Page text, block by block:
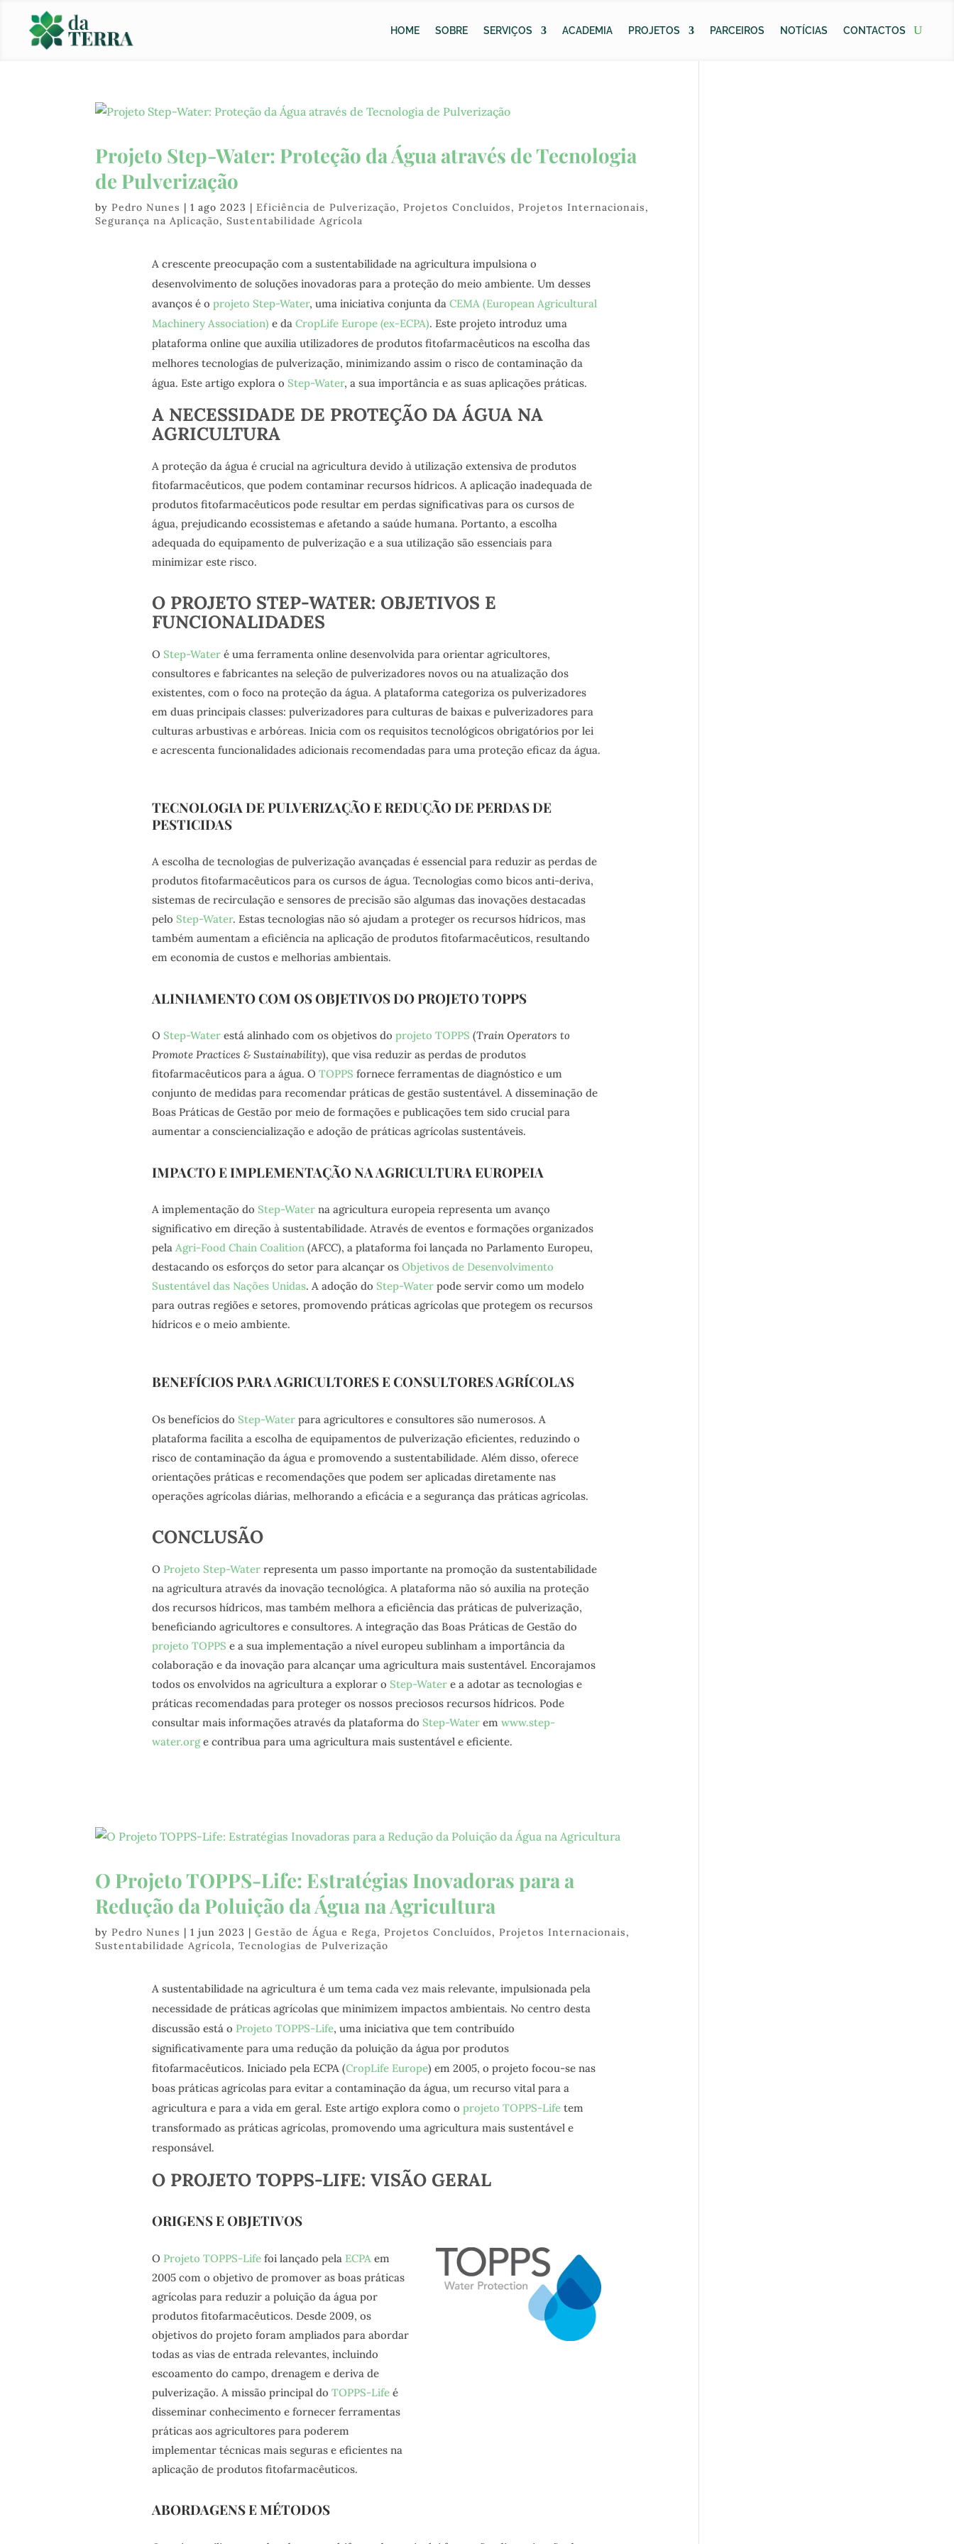
HOME SOBRE SERVIÇOS ACADEMIA PROJETOS PARCEIROS NOTÍCIAS CONTACTOS
Projeto Step-Water: Proteção da Água através de Tecnologia
de Pulverização
byPedro Nunes |1 ago 2023 |Eficiência de Pulverização,Projetos Concluídos,Projetos Internacionais,
Segurança na Aplicação,Sustentabilidade Agrícola
A crescente preocupação com a sustentabilidade na agricultura impulsiona o
desenvolvimento de soluções inovadoras para a proteção do meio ambiente. Um desses
avanços é o projeto Step-Water, uma iniciativa conjunta da CEMA (European Agricultural
Machinery Association) e da CropLife Europe (ex-ECPA). Este projeto introduz uma
plataforma online que auxilia utilizadores de produtos fitofarmacêuticos na escolha das
melhores tecnologias de pulverização, minimizando assim o risco de contaminação da
água. Este artigo explora o Step-Water, a sua importância e as suas aplicações práticas.
A NECESSIDADE DE PROTEÇÃO DA ÁGUA NA
AGRICULTURA
A proteção da água é crucial na agricultura devido à utilização extensiva de produtos
fitofarmacêuticos, que podem contaminar recursos hídricos. A aplicação inadequada de
produtos fitofarmacêuticos pode resultar em perdas significativas para os cursos de
água, prejudicando ecossistemas e afetando a saúde humana. Portanto, a escolha
adequada do equipamento de pulverização e a sua utilização são essenciais para
minimizar este risco.
O PROJETO STEP-WATER: OBJETIVOS E
FUNCIONALIDADES
O Step-Wateré uma ferramenta online desenvolvida para orientar agricultores,
consultores e fabricantes na seleção de pulverizadores novos ou na atualização dos
existentes, com o foco na proteção da água. A plataforma categoriza os pulverizadores
em duas principais classes: pulverizadores para culturas de baixas e pulverizadores para
culturas arbustivas e arbóreas. Inicia com os requisitos tecnológicos obrigatórios por lei
e acrescenta funcionalidades adicionais recomendadas para uma proteção eficaz da água.
TECNOLOGIA DE PULVERIZAÇÃO E REDUÇÃO DE PERDAS DE
PESTICIDAS
A escolha de tecnologias de pulverização avançadas é essencial para reduzir as perdas de
produtos fitofarmacêuticos para os cursos de água. Tecnologias como bicos anti-deriva,
sistemas de recirculação e sensores de precisão são algumas das inovações destacadas
pelo Step-Water. Estas tecnologias não só ajudam a proteger os recursos hídricos, mas
também aumentam a eficiência na aplicação de produtos fitofarmacêuticos, resultando
em economia de custos e melhorias ambientais.
ALINHAMENTO COM OS OBJETIVOS DO PROJETO TOPPS
O Step-Waterestá alinhado com os objetivos do projeto TOPPS (Train Operators to
Promote Practices & Sustainability), que visa reduzir as perdas de produtos
fitofarmacêuticos para a água. O TOPPS fornece ferramentas de diagnóstico e um
conjunto de medidas para recomendar práticas de gestão sustentável. A disseminação de
Boas Práticas de Gestão por meio de formações e publicações tem sido crucial para
aumentar a consciencialização e adoção de práticas agrícolas sustentáveis.
IMPACTO E IMPLEMENTAÇÃO NA AGRICULTURA EUROPEIA
A implementação do Step-Waterna agricultura europeia representa um avanço
significativo em direção à sustentabilidade. Através de eventos e formações organizados
pela Agri-Food Chain Coalition(AFCC), a plataforma foi lançada no Parlamento Europeu,
destacando os esforços do setor para alcançar os Objetivos de Desenvolvimento
Sustentável das Nações Unidas. A adoção do Step-Waterpode servir como um modelo
para outras regiões e setores, promovendo práticas agrícolas que protegem os recursos
hídricos e o meio ambiente.
BENEFÍCIOS PARA AGRICULTORES E CONSULTORES AGRÍCOLAS
Os benefícios do Step-Waterpara agricultores e consultores são numerosos. A
plataforma facilita a escolha de equipamentos de pulverização eficientes, reduzindo o
risco de contaminação da água e promovendo a sustentabilidade. Além disso, oferece
orientações práticas e recomendações que podem ser aplicadas diretamente nas
operações agrícolas diárias, melhorando a eficácia e a segurança das práticas agrícolas.
CONCLUSÃO
O Projeto Step-Waterrepresenta um passo importante na promoção da sustentabilidade
na agricultura através da inovação tecnológica. A plataforma não só auxilia na proteção
dos recursos hídricos, mas também melhora a eficiência das práticas de pulverização,
beneficiando agricultores e consultores. A integração das Boas Práticas de Gestão do
projeto TOPPS e a sua implementação a nível europeu sublinham a importância da
colaboração e da inovação para alcançar uma agricultura mais sustentável. Encorajamos
todos os envolvidos na agricultura a explorar o Step-Watere a adotar as tecnologias e
práticas recomendadas para proteger os nossos preciosos recursos hídricos. Pode
consultar mais informações através da plataforma do Step-Waterem www.step-
water.orge contribua para uma agricultura mais sustentável e eficiente.
O Projeto TOPPS-Life: Estratégias Inovadoras para a
Redução da Poluição da Água na Agricultura
byPedro Nunes |1 jun 2023 |Gestão de Água e Rega,Projetos Concluídos,Projetos Internacionais,
Sustentabilidade Agrícola,Tecnologias de Pulverização
A sustentabilidade na agricultura é um tema cada vez mais relevante, impulsionada pela
necessidade de práticas agrícolas que minimizem impactos ambientais. No centro desta
discussão está o Projeto TOPPS-Life, uma iniciativa que tem contribuído
significativamente para uma redução da poluição da água por produtos
fitofarmacêuticos. Iniciado pela ECPA (CropLife Europe) em 2005, o projeto focou-se nas
boas práticas agrícolas para evitar a contaminação da água, um recurso vital para a
agricultura e para a vida em geral. Este artigo explora como o projeto TOPPS-Lifetem
transformado as práticas agrícolas, promovendo uma agricultura mais sustentável e
responsável.
O PROJETO TOPPS-LIFE: VISÃO GERAL
ORIGENS E OBJETIVOS
O Projeto TOPPS-Lifefoi lançado pela ECPA em
2005 com o objetivo de promover as boas práticas
agrícolas para reduzir a poluição da água por
produtos fitofarmacêuticos. Desde 2009, os
objetivos do projeto foram ampliados para abordar
todas as vias de entrada relevantes, incluindo
escoamento do campo, drenagem e deriva de
pulverização. A missão principal do TOPPS-Lifeé
disseminar conhecimento e fornecer ferramentas
práticas aos agricultores para poderem
implementar técnicas mais seguras e eficientes na
aplicação de produtos fitofarmacêuticos.
ABORDAGENS E MÉTODOS